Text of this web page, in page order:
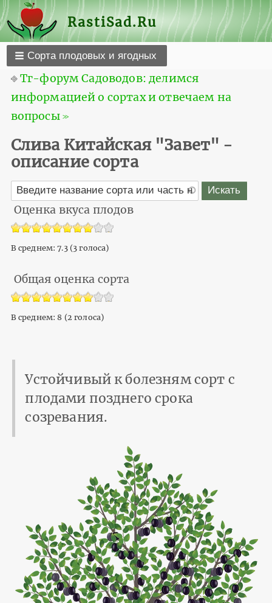
RastiSad.Ru
Сорта плодовых и ягодных
⎆Тг-форум Садоводов: делимся
информацией о сортах и отвечаем на
вопросы ≫
Слива Китайская "Завет" -
описание сорта
Оценка вкуса плодов
В среднем:7.3 (3 голоса)
Общая оценка сорта
В среднем:8 (2 голоса)
Устойчивый к болезням сорт с
плодами позднего срока
созревания.